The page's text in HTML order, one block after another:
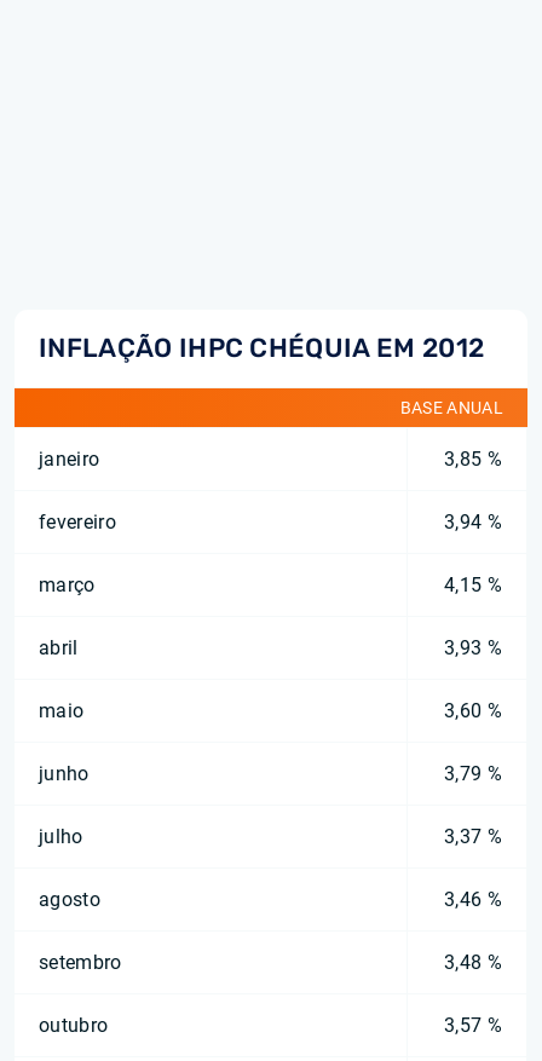
INFLAÇÃO IHPC CHÉQUIA EM 2012
BASE ANUAL
janeiro 3,85 %
fevereiro 3,94 %
março 4,15 %
abril 3,93 %
maio 3,60 %
junho 3,79 %
julho 3,37 %
agosto 3,46 %
setembro 3,48 %
outubro 3,57 %